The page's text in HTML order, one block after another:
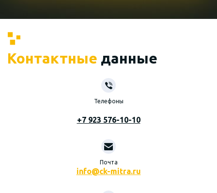
Контактные данные
Телефоны
+7 923 576-10-10
Почта
info@ck-mitra.ru